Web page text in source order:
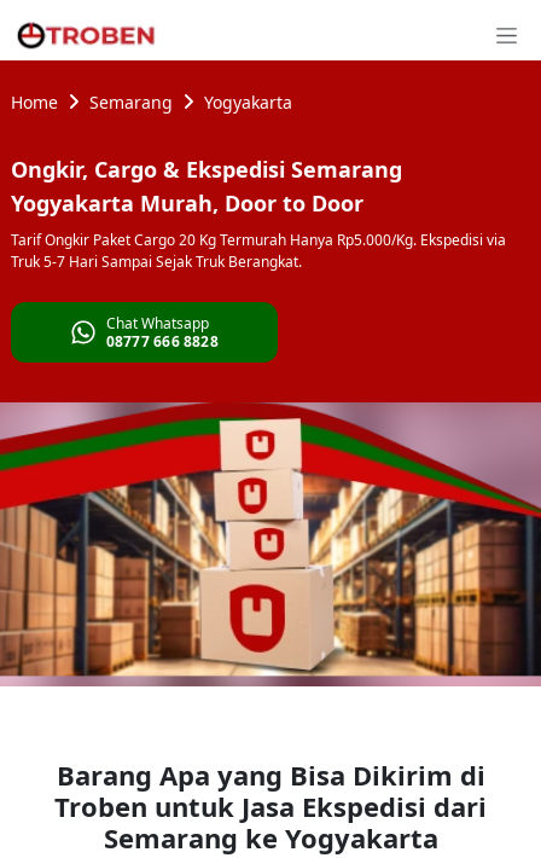
Home Semarang Yogyakarta
Ongkir, Cargo & Ekspedisi Semarang
Yogyakarta Murah, Door to Door
Tarif Ongkir Paket Cargo 20 Kg Termurah Hanya Rp5.000/Kg. Ekspedisi via
Truk 5-7 Hari Sampai Sejak Truk Berangkat.
Chat Whatsapp
08777 666 8828
Barang Apa yang Bisa Dikirim di
Troben untuk Jasa Ekspedisi dari
Semarang ke Yogyakarta